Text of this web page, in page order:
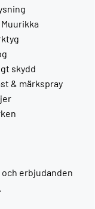
skydd
& märkspray
erbjudanden